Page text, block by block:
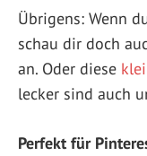
Übrigens: Wenn
schau dir doch
an. Oder diese
lecker sind auch
Perfekt für